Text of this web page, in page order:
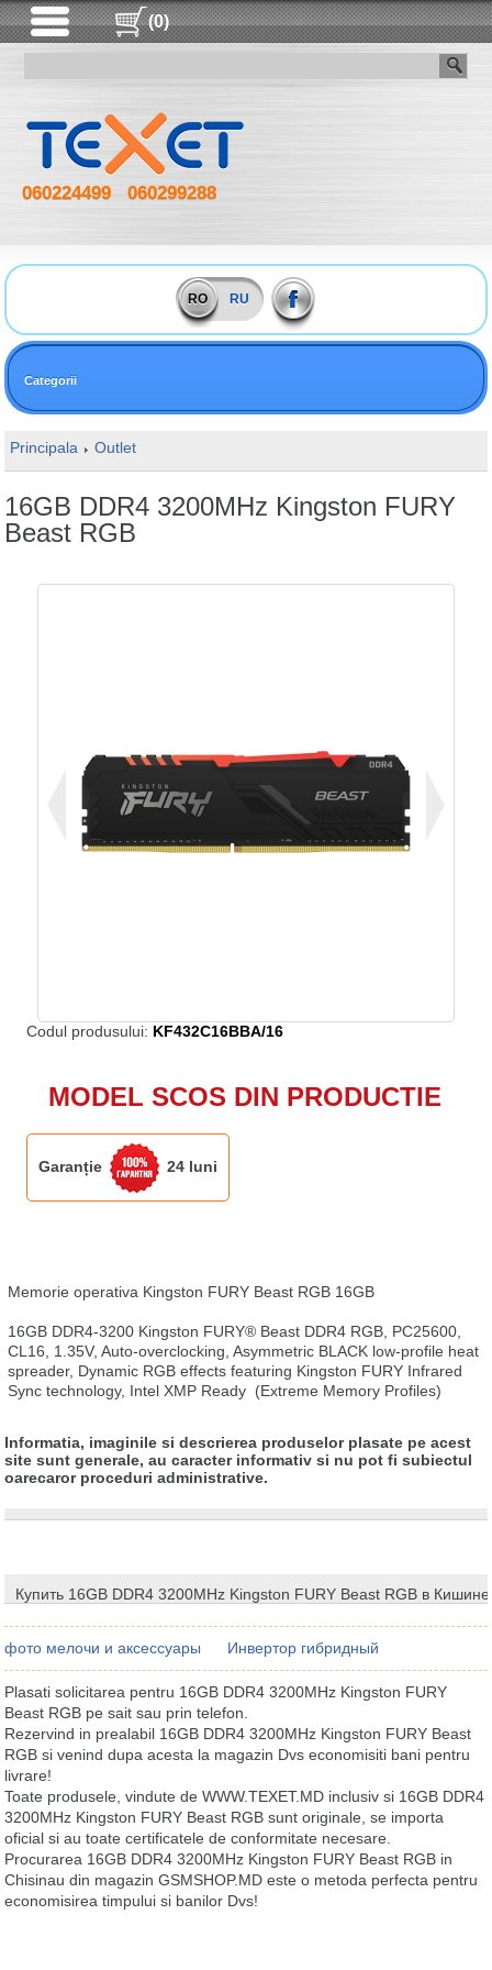
(0)
060224499 060299288
RO RU
Categorii
Principala Outlet
16GB DDR4 3200MHz Kingston FURY
Beast RGB
Codul produsului: KF432C16BBA/16
MODEL SCOS DIN PRODUCTIE
Garanție 24 luni
Memorie operativa Kingston FURY Beast RGB 16GB
16GB DDR4-3200 Kingston FURY® Beast DDR4 RGB, PC25600,
CL16, 1.35V, Auto-overclocking, Asymmetric BLACK low-profile heat
spreader, Dynamic RGB effects featuring Kingston FURY Infrared
Sync technology, Intel XMP Ready  (Extreme Memory Profiles)
Informatia, imaginile si descrierea produselor plasate pe acest
site sunt generale, au caracter informativ si nu pot fi subiectul
oarecaror proceduri administrative.
Купить 16GB DDR4 3200MHz Kingston FURY Beast RGB в
фото мелочи и аксессуары Инвертор гибридный
Plasati solicitarea pentru 16GB DDR4 3200MHz Kingston FURY
Beast RGB pe sait sau prin telefon.
Rezervind in prealabil 16GB DDR4 3200MHz Kingston FURY Beast
RGB si venind dupa acesta la magazin Dvs economisiti bani pentru
livrare!
Toate produsele, vindute de WWW.TEXET.MD inclusiv si 16GB DDR4
3200MHz Kingston FURY Beast RGB sunt originale, se importa
oficial si au toate certificatele de conformitate necesare.
Procurarea 16GB DDR4 3200MHz Kingston FURY Beast RGB in
Chisinau din magazin GSMSHOP.MD este o metoda perfecta pentru
economisirea timpului si banilor Dvs!